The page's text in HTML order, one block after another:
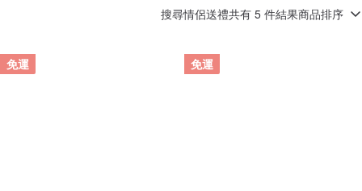
搜尋情侶送禮共有 5 件結果商品排序
免運 免運